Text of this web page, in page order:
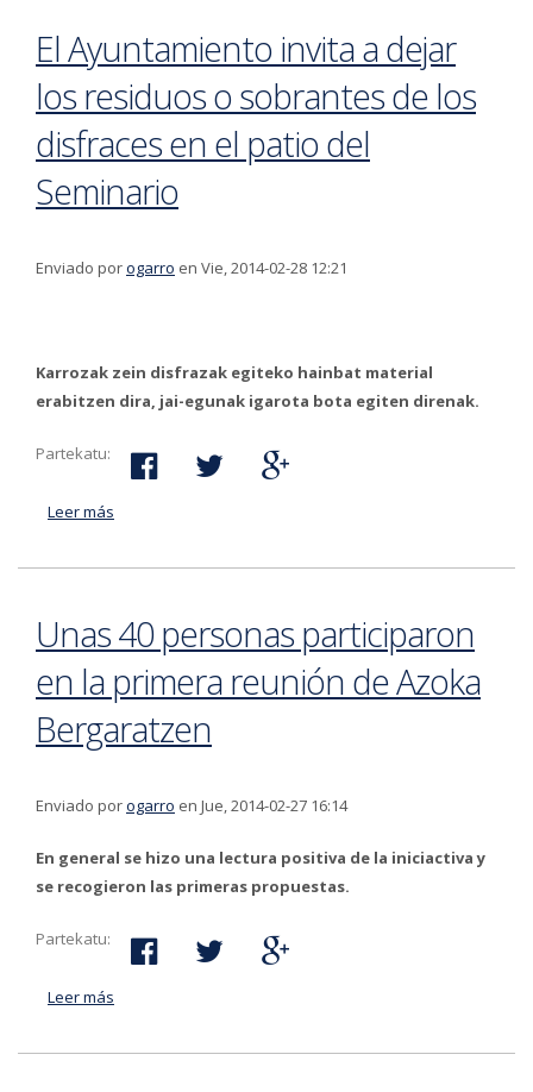
El Ayuntamiento invita a dejar
los residuos o sobrantes de los
disfraces en el patio del
Seminario
Enviado porogarro en Vie, 2014-02-28 12:21
Karrozak zein disfrazak egiteko hainbat material
erabitzen dira, jai-egunak igarota bota egiten direnak.
Partekatu:
Leer más
Unas 40 personas participaron
en la primera reunión de Azoka
Bergaratzen
Enviado porogarro en Jue, 2014-02-27 16:14
En general se hizo una lectura positiva de la iniciactiva y
se recogieron las primeras propuestas.
Partekatu:
Leer más